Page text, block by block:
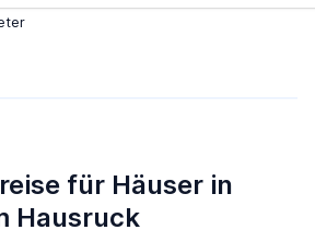
für Häuser in
Hausruck